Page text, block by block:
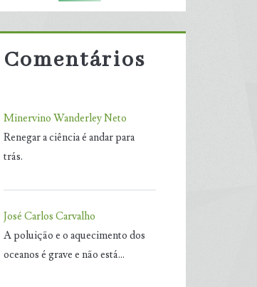
Comentários
Minervino Wanderley Neto
Renegar a ciência é andar para
trás.
José Carlos Carvalho
A poluição e o aquecimento dos
oceanos é grave e não está…